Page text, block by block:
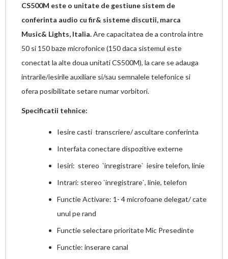
CS500M este o unitate de gestiune sistem de
conferinta audio cu fir& sisteme discutii, marca
Music& Lights, Italia.Are capacitatea de a controla intre
50 si 150 baze microfonice (150 daca sistemul este
conectat la alte doua unitati CS500M), la care se adauga
intrarile/iesirile auxiliare si/sau semnalele telefonice si
ofera posibilitate setare numar vorbitori.
Specificatii tehnice:
Iesire casti transcriere/ ascultare conferinta
Interfata conectare dispozitive externe
Iesiri: stereo `inregistrare` iesire telefon, linie
Intrari: stereo `inregistrare`, linie, telefon
Functie Activare: 1- 4 microfoane delegat/ cate
unul pe rand
Functie selectare prioritate Mic Presedinte
Functie: inserare canal